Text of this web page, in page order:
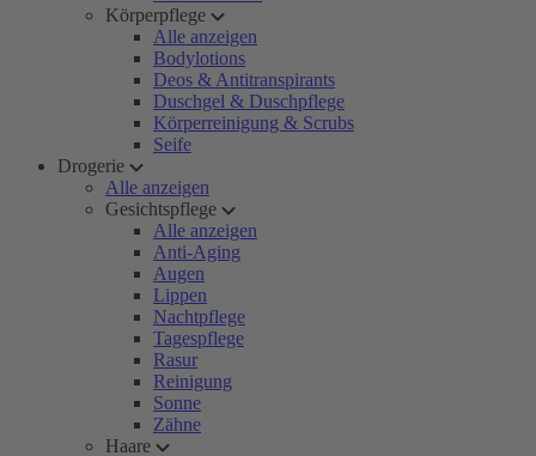
Körperpflege
Alle anzeigen
Bodylotions
Deos & Antitranspirants
Duschgel & Duschpflege
Körperreinigung & Scrubs
Seife
Drogerie
Alle anzeigen
Gesichtspflege
Alle anzeigen
Anti-Aging
Augen
Lippen
Nachtpflege
Tagespflege
Rasur
Reinigung
Sonne
Zähne
Haare